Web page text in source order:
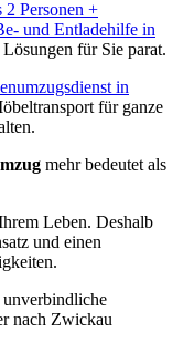
Personen +
und Entladehilfe in
für Sie parat.
in
für ganze
mehr bedeutet als
Leben. Deshalb
und einen
nach Zwickau